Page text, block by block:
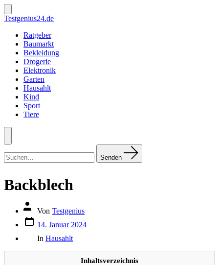
Zum
Inhalt
springen
Suche
ein-/ausblenden
Testgenius24.de
Ratgeber
Baumarkt
Bekleidung
Drogerie
Elektronik
Garten
Hausahlt
Kind
Sport
Tiere
Menü
nach:
Senden
Backblech
Autor
Beitrags
Von Testgenius
Datum
des
Beitrags
14. Januar 2024
In Hausahlt
Inhaltsverzeichnis